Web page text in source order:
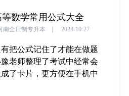
数学常用公式大全
南全日制专升本 2023-10-27
把公式记住了才能在做题
老师整理了考试中经常会
了卡片，更方便在手机中